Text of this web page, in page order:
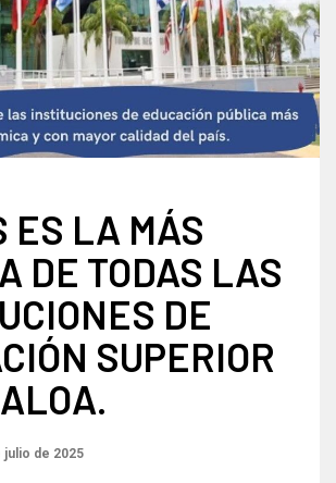
ES LA MÁS
DE TODAS LAS
DE
SUPERIOR
julio de 2025